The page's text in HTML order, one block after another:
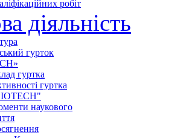
робіт
діяльність
гурток
гуртка
гуртка
наукового